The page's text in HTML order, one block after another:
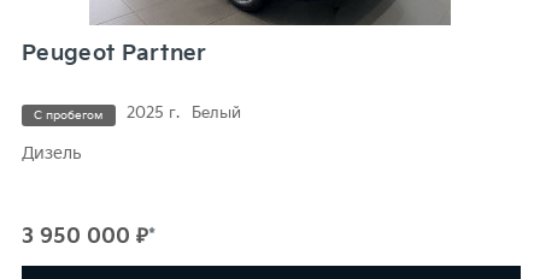
Peugeot Partner
С пробегом 2025 г. Белый
Дизель
3 950 000 ₽*